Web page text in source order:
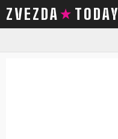
ZVEZDA TODAY